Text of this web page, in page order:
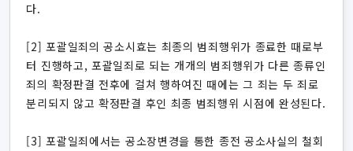
다.
[2] 포괄일죄의 공소시효는 최종의 범죄행위가 종료한 때로부
터 진행하고, 포괄일죄로 되는 개개의 범죄행위가 다른 종류인
죄의 확정판결 전후에 걸쳐 행하여진 때에는 그 죄는 두 죄로
분리되지 않고 확정판결 후인 최종 범죄행위 시점에 완성된다.
[3] 포괄일죄에서는 공소장변경을 통한 종전 공소사실의 철회